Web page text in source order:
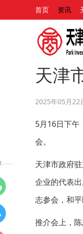
首页 资讯
天津
2025年05月22
5月16日下午
会。
天津市政府
企业的代表
志参会，和平
推介会上，